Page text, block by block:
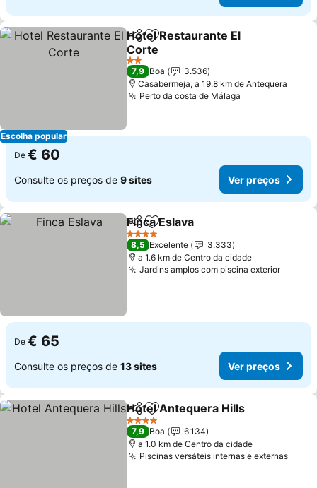
Escolha popular
PartilharAdicionar aos favoritos
Hotel Restaurante El
Corte
2 Estrelas
7,9 Boa
3.536
Casabermeja, a 19.8 km de Antequera
Perto da costa de Málaga
De € 60
Consulte os preços de 9 sites Ver preços
PartilharAdicionar aos favoritos
Finca Eslava
4 Estrelas
8,5 Excelente
3.333
a 1.6 km de Centro da cidade
Jardins amplos com piscina exterior
De € 65
Consulte os preços de 13 sites Ver preços
PartilharAdicionar aos favoritos
Hotel Antequera Hills
4 Estrelas
7,9 Boa
6.134
a 1.0 km de Centro da cidade
Piscinas versáteis internas e externas